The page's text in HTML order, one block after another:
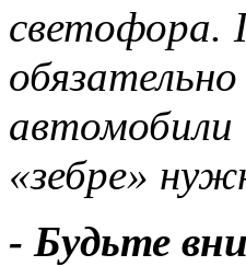
светофора.
«зебре»
- Будьте